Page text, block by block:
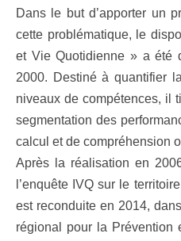
Dans le but d’apporter un
cette problématique, le
et Vie Quotidienne » a été
2000. Destiné à quantifier
niveaux de compétences, il
segmentation des
calcul et de compréhension
Après la réalisation en
l’enquête IVQ sur le
est reconduite en 2014,
régional pour la Prévention